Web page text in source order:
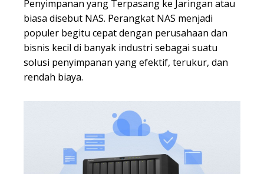
Penyimpanan yang Terpasang ke Jaringan atau
biasa disebut NAS. Perangkat NAS menjadi
populer begitu cepat dengan perusahaan dan
bisnis kecil di banyak industri sebagai suatu
solusi penyimpanan yang efektif, terukur, dan
rendah biaya.